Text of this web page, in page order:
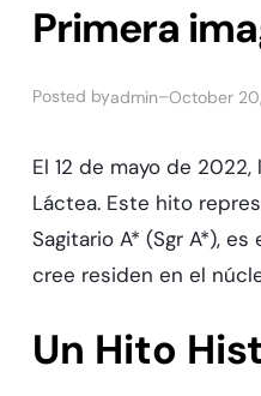
Primera
Posted byadmin–October
El 12 de mayo de
Láctea. Este hito
Sagitario A* (Sgr A*),
cree residen en el
Un Hito